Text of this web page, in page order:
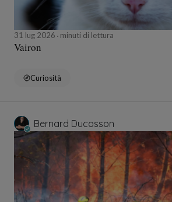
31 lug 2026 minuti di lettura
Vairon
Curiosità
Bernard Ducosson